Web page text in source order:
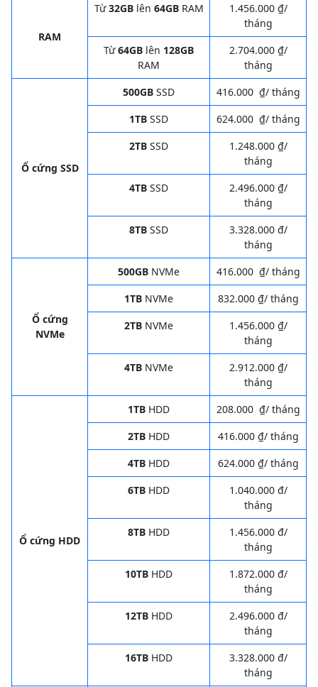
RAM
Từ32GBlên 64GBRAM
1.456.000 ₫/
tháng
Từ64GB lên 128GB
RAM
2.704.000 ₫/
tháng
Ổ cứng SSD
500GB SSD
416.000 ₫/ tháng
1TB SSD
624.000 ₫/ tháng
2TB SSD
1.248.000 ₫/
tháng
4TB SSD
2.496.000 ₫/
tháng
8TB SSD
3.328.000 đ/
tháng
Ổ cứng
NVMe
500GB NVMe
416.000 ₫/ tháng
1TB NVMe
832.000 ₫/ tháng
2TB NVMe
1.456.000 ₫/
tháng
4TB NVMe
2.912.000 ₫/
tháng
Ổ cứng HDD
1TB HDD
208.000 ₫/ tháng
2TB HDD
416.000 ₫/ tháng
4TB HDD
624.000 ₫/ tháng
6TB HDD
1.040.000 đ/
tháng
8TB HDD
1.456.000 đ/
tháng
10TB HDD
1.872.000 đ/
tháng
12TB HDD
2.496.000 đ/
tháng
16TB HDD
3.328.000 đ/
tháng